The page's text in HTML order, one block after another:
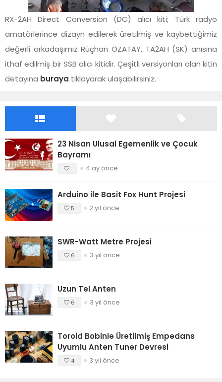
RX-2AH Direct Conversion (DC) alıcı kiti; Türk radyo
amatörlerince dizayn edilerek üretilmiş ve kaybettiğimiz
değerli arkadaşımız Rüçhan ÖZATAY, TA2AH (SK) anısına
ithaf edilmiş bir SSB alıcı kitidir. Çeşitli versiyonları olan kitin
detayına buraya tıklayarak ulaşabilirsiniz.
23 Nisan Ulusal Egemenlik ve Çocuk
Bayramı
4 ay önce
Arduino ile Basit Fox Hunt Projesi
5 2 yıl önce
SWR-Watt Metre Projesi
6 3 yıl önce
Uzun Tel Anten
6 3 yıl önce
Toroid Bobinle Üretilmiş Empedans
Uyumlu Anten Tuner Devresi
4 3 yıl önce